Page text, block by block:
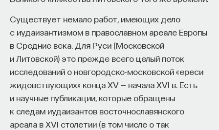
Существует немало работ, имеющих дело
с иудаизантизмом в православном ареале Европы
в Средние века. Для Руси (Московской
и Литовской) это прежде всего целый поток
исследований о новгородско-московской «ереси
жидовствующих» конца XV — начала XVI в. Есть
и научные публикации, которые обращены
к следам иудаизантов восточнославянского
ареала в XVI столетии (в том числе о так